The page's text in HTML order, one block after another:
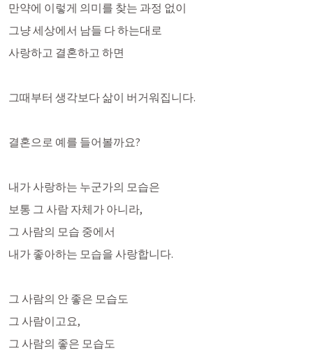
만약에 이렇게 의미를 찾는 과정 없이
그냥 세상에서 남들 다 하는대로
사랑하고 결혼하고 하면
그때부터 생각보다 삶이 버거워집니다.
결혼으로 예를 들어볼까요?
내가 사랑하는 누군가의 모습은
보통 그 사람 자체가 아니라,
그 사람의 모습 중에서
내가 좋아하는 모습을 사랑합니다.
그 사람의 안 좋은 모습도
그 사람이고요,
그 사람의 좋은 모습도